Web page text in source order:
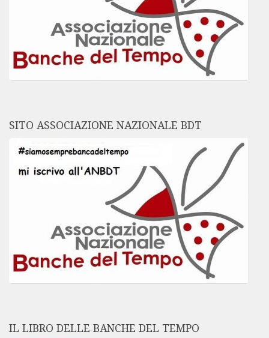
SITO ASSOCIAZIONE NAZIONALE BDT
IL LIBRO DELLE BANCHE DEL TEMPO